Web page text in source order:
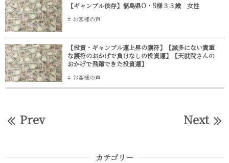
【ギャンブル依存】福島県O・S様３３歳 女性
お客様の声
【投資・ギャンブル運上昇の護符】【滅多にない貴重
な護符のおかげで負けなしの投資運】【天就院さんの
おかげで飛躍できた投資運】
お客様の声
Prev Next
カテゴリー